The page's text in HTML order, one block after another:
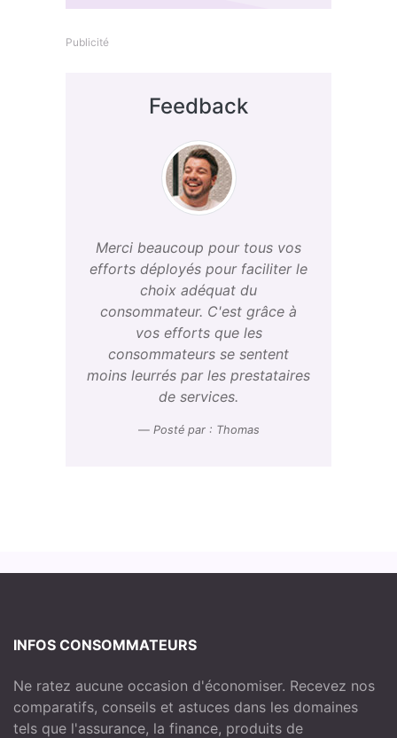
Publicité
Feedback
Merci beaucoup pour tous vos
efforts déployés pour faciliter le
choix adéquat du
consommateur. C'est grâce à
vos efforts que les
consommateurs se sentent
moins leurrés par les prestataires
de services.
Posté par : Thomas
INFOS CONSOMMATEURS
Ne ratez aucune occasion d'économiser. Recevez nos
comparatifs, conseils et astuces dans les domaines
tels que l'assurance, la finance, produits de